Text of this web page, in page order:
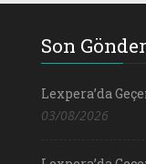
Son
Lexpera’da
03/08/2026